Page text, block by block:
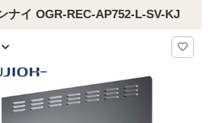
ナイ OGR-REC-AP752-L-SV-KJ